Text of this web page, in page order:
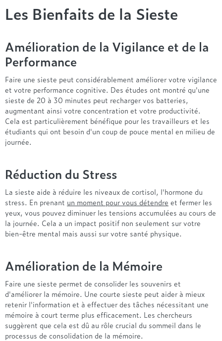
- de 1000€
+ de 1500€
Nos matelas par marque
Alpen
André Renault
Beautyrest Luxury
Epeda
Ergotherm
Grand Litier
Simmons
Technilat
Tempur
Treca
+ de 1500€
- de 1000€
Entre 1000 et 1500€
+ de 1000€
Les Bienfaits de la Sieste
Amélioration de la Vigilance et de la
Performance
Faire une sieste peut considérablement améliorer votre vigilance
et votre performance cognitive. Des études ont montré qu'une
sieste de 20 à 30 minutes peut recharger vos batteries,
augmentant ainsi votre concentration et votre productivité.
Cela est particulièrement bénéfique pour les travailleurs et les
étudiants qui ont besoin d'un coup de pouce mental en milieu de
journée.
Réduction du Stress
La sieste aide à réduire les niveaux de cortisol, l'hormone du
stress. En prenant un moment pour vous détendre et fermer les
yeux, vous pouvez diminuer les tensions accumulées au cours de
la journée. Cela a un impact positif non seulement sur votre
bien-être mental mais aussi sur votre santé physique.
Amélioration de la Mémoire
Faire une sieste permet de consolider les souvenirs et
d'améliorer la mémoire. Une courte sieste peut aider à mieux
retenir l'information et à effectuer des tâches nécessitant une
mémoire à court terme plus efficacement. Les chercheurs
suggèrent que cela est dû au rôle crucial du sommeil dans le
processus de consolidation de la mémoire.